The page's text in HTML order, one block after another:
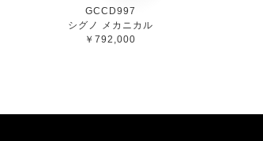
GCCD997
シグノ メカニカル
￥792,000